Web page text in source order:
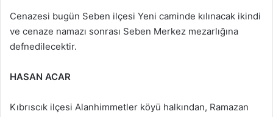
Cenazesi bugün Seben ilçesi Yeni caminde kılınacak ikindi
ve cenaze namazı sonrası Seben Merkez mezarlığına
defnedilecektir.
HASAN ACAR
Kıbrıscık ilçesi Alanhimmetler köyü halkından, Ramazan